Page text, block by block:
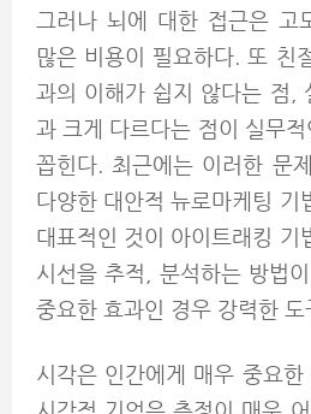
그러나 뇌에 대한 접근은 고
많은 비용이 필요하다. 또 친
과의 이해가 쉽지 않다는 점,
과 크게 다르다는 점이 실무
꼽힌다. 최근에는 이러한 문
다양한 대안적 뉴로마케팅 기
대표적인 것이 아이트래킹 기
시선을 추적, 분석하는 방법
중요한 효과인 경우 강력한 도
시각은 인간에게 매우 중요